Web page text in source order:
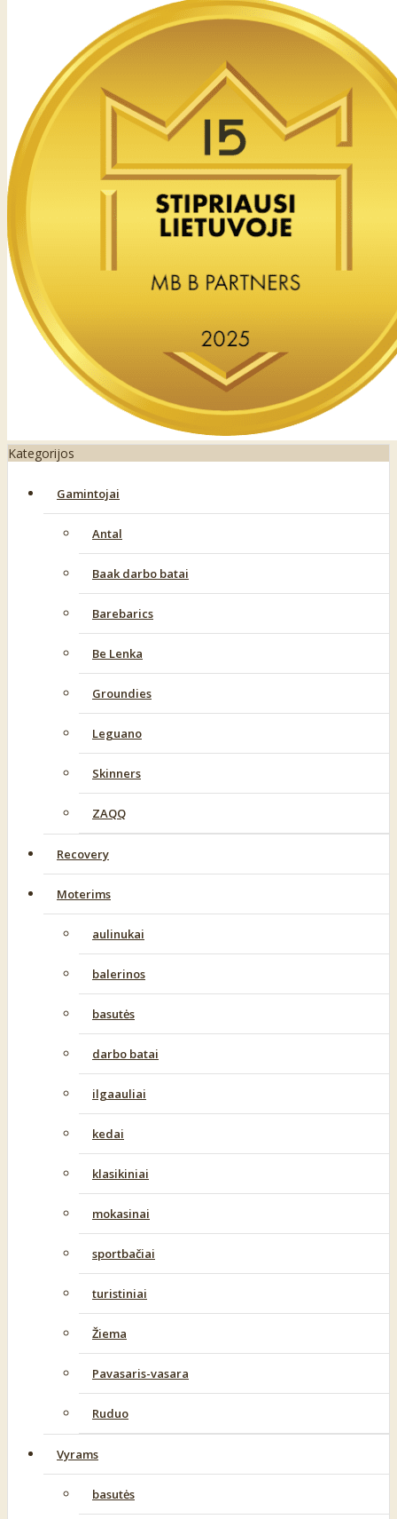
Kategorijos
Gamintojai
Antal
Baak darbo batai
Barebarics
Be Lenka
Groundies
Leguano
Skinners
ZAQQ
Recovery
Moterims
aulinukai
balerinos
basutės
darbo batai
ilgaauliai
kedai
klasikiniai
mokasinai
sportbačiai
turistiniai
Žiema
Pavasaris-vasara
Ruduo
Vyrams
basutės